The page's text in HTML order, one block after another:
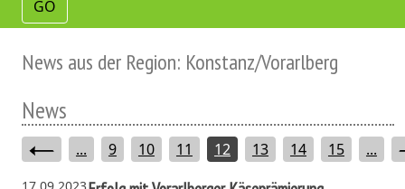
GO
News aus der Region: Konstanz/Vorarlberg
News
... 9 10 11 12 13 14 15 ...